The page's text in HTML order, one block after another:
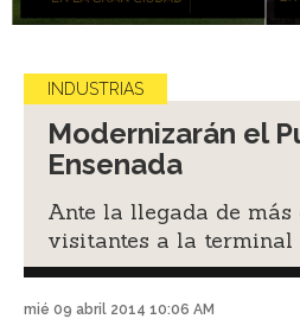
INDUSTRIAS
Modernizarán el
Ensenada
Ante la llegada de
visitantes a la
mié 09 abril 2014 10:06 AM